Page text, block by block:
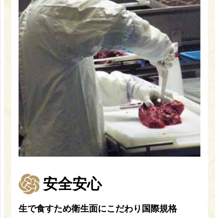
安全安心
生で食すため衛生面にこだわり国際規格